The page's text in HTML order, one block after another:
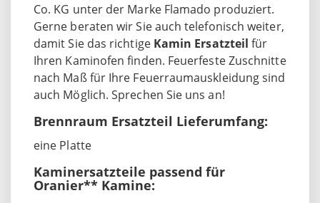
Co. KG unter der Marke Flamado produziert.
Gerne beraten wir Sie auch telefonisch weiter,
damit Sie das richtige Kamin Ersatzteil für
Ihren Kaminofen finden. Feuerfeste Zuschnitte
nach Maß für Ihre Feuerraumauskleidung sind
auch Möglich. Sprechen Sie uns an!
Brennraum Ersatzteil Lieferumfang:
eine Platte
Kaminersatzteile passend für
Oranier** Kamine: